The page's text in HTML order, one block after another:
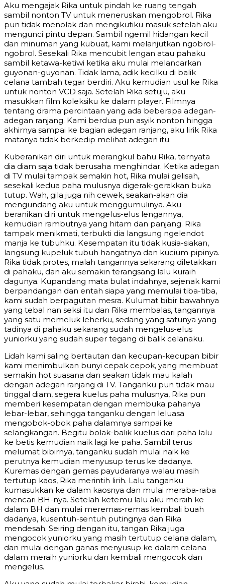
Aku mengajak Rika untuk pindah ke ruang tengah
sambil nonton TV untuk meneruskan mengobrol. Rika
pun tidak menolak dan mengikutiku masuk setelah aku
mengunci pintu depan. Sambil ngemil hidangan kecil
dan minuman yang kubuat, kami melanjutkan ngobrol-
ngobrol. Sesekali Rika mencubit lengan atau pahaku
sambil ketawa-ketiwi ketika aku mulai melancarkan
guyonan-guyonan. Tidak lama, adik kecilku di balik
celana tambah tegar berdiri. Aku kemudian usul ke Rika
untuk nonton VCD saja. Setelah Rika setuju, aku
masukkan film koleksiku ke dalam player. Filmnya
tentang drama percintaan yang ada beberapa adegan-
adegan ranjang. Kami berdua pun asyik nonton hingga
akhirnya sampai ke bagian adegan ranjang, aku lirik Rika
matanya tidak berkedip melihat adegan itu.
Kuberanikan diri untuk merangkul bahu Rika, ternyata
dia diam saja tidak berusaha menghindar. Ketika adegan
di TV mulai tampak semakin hot, Rika mulai gelisah,
sesekali kedua paha mulusnya digerak-gerakkan buka
tutup. Wah, gila juga nih cewek, seakan-akan dia
mengundang aku untuk menggumulinya. Aku
beranikan diri untuk mengelus-elus lengannya,
kemudian rambutnya yang hitam dan panjang. Rika
tampak menikmati, terbukti dia langsung ngelendot
manja ke tubuhku. Kesempatan itu tidak kusia-siakan,
langsung kupeluk tubuh hangatnya dan kucium pipinya.
Rika tidak protes, malah tangannya sekarang diletakkan
di pahaku, dan aku semakin terangsang lalu kuraih
dagunya. Kupandang mata bulat indahnya, sejenak kami
berpandangan dan entah siapa yang memulai tiba-tiba,
kami sudah berpagutan mesra. Kulumat bibir bawahnya
yang tebal nan seksi itu dan Rika membalas, tangannya
yang satu memeluk leherku, sedang yang satunya yang
tadinya di pahaku sekarang sudah mengelus-elus
yuniorku yang sudah super tegang di balik celanaku.
Lidah kami saling bertautan dan kecupan-kecupan bibir
kami menimbulkan bunyi cepak cepok, yang membuat
semakin hot suasana dan seakan tidak mau kalah
dengan adegan ranjang di TV. Tanganku pun tidak mau
tinggal diam, segera kuelus paha mulusnya, Rika pun
memberi kesempatan dengan membuka pahanya
lebar-lebar, sehingga tanganku dengan leluasa
mengobok-obok paha dalamnya sampai ke
selangkangan. Begitu bolak-balik kuelus dari paha lalu
ke betis kemudian naik lagi ke paha. Sambil terus
melumat bibirnya, tanganku sudah mulai naik ke
perutnya kemudian menyusup terus ke dadanya.
Kuremas dengan gemas payudaranya walau masih
tertutup kaos, Rika merintih lirih. Lalu tanganku
kumasukkan ke dalam kaosnya dan mulai meraba-raba
mencari BH-nya. Setelah ketemu lalu aku meraih ke
dalam BH dan mulai meremas-remas kembali buah
dadanya, kusentuh-sentuh putingnya dan Rika
mendesah. Seiring dengan itu, tangan Rika juga
mengocok yuniorku yang masih tertutup celana dalam,
dan mulai dengan ganas menyusup ke dalam celana
dalam meraih yuniorku dan kembali mengocok dan
mengelus.